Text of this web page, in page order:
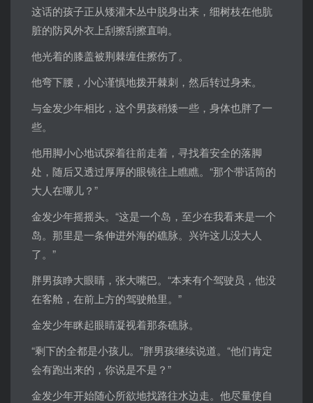
这话的孩子正从矮灌木丛中脱身出来，细树枝在他肮
脏的防风外衣上刮擦刮擦直响。
他光着的膝盖被荆棘缠住擦伤了。
他弯下腰，小心谨慎地拨开棘刺，然后转过身来。
与金发少年相比，这个男孩稍矮一些，身体也胖了一
些。
他用脚小心地试探着往前走着，寻找着安全的落脚
处，随后又透过厚厚的眼镜往上瞧瞧。“那个带话筒的
大人在哪儿？”
金发少年摇摇头。“这是一个岛，至少在我看来是一个
岛。那里是一条伸进外海的礁脉。兴许这儿没大人
了。”
胖男孩睁大眼睛，张大嘴巴。“本来有个驾驶员，他没
在客舱，在前上方的驾驶舱里。”
金发少年眯起眼睛凝视着那条礁脉。
“剩下的全都是小孩儿。”胖男孩继续说道。“他们肯定
会有跑出来的，你说是不是？”
金发少年开始随心所欲地找路往水边走。他尽量使自